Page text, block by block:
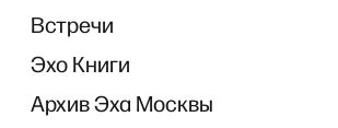
Встречи
Эхо Книги
Архив Эха Москвы